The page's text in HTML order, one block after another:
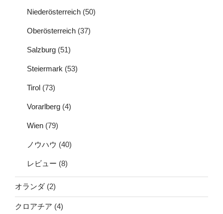
Niederösterreich (50)
Oberösterreich (37)
Salzburg (51)
Steiermark (53)
Tirol (73)
Vorarlberg (4)
Wien (79)
ノウハウ (40)
レビュー (8)
オランダ (2)
クロアチア (4)